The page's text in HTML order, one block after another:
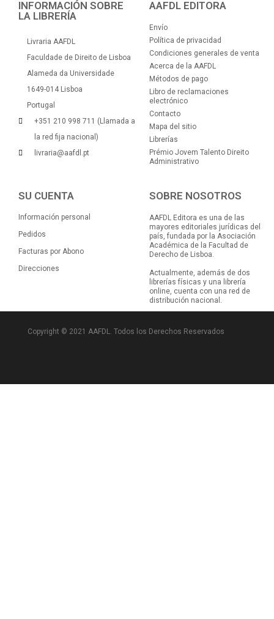
INFORMACIÓN SOBRE
LA LIBRERÍA
Livraria AAFDL
Faculdade de Direito de Lisboa
Alameda da Universidade
1649-014 Lisboa
Portugal
+351 210 998 711 (Llamada a
la red fija nacional)
livraria@aafdl.pt
AAFDL EDITORA
Envío
Política de privacidad
Condiciones generales de venta
Acerca de la AAFDL
Métodos de pago
Libro de reclamaciones
electrónico
Contacto
Mapa del sitio
Librerías
Prémio Jovem Talento Direito
Administrativo
SU CUENTA
Información personal
Pedidos
Facturas por Abono
Direcciones
SOBRE NOSOTROS
AAFDL Editora es una de las
mayores editoriales jurídicas del
país, fundada por la Asociación
Académica de la Facultad de
Derecho de Lisboa.
Actualmente, además de dos
librerías físicas y una librería
online, cuenta con una red de
distribución nacional.
Copyright © 2021 AAFDL. Todos los Derechos Reservados